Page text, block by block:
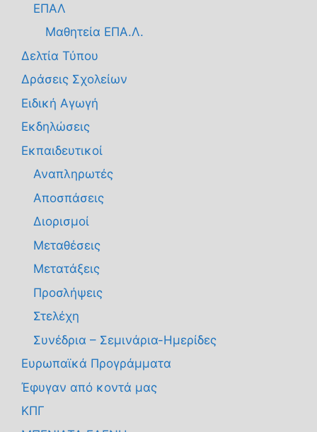
ΕΠΑΛ
Μαθητεία ΕΠΑ.Λ.
Δελτία Τύπου
Δράσεις Σχολείων
Ειδική Αγωγή
Εκδηλώσεις
Εκπαιδευτικοί
Αναπληρωτές
Αποσπάσεις
Διορισμοί
Μεταθέσεις
Μετατάξεις
Προσλήψεις
Στελέχη
Συνέδρια – Σεμινάρια-Ημερίδες
Ευρωπαϊκά Προγράμματα
Έφυγαν από κοντά μας
ΚΠΓ